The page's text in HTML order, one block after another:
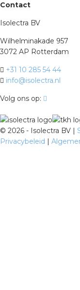
Contact
Isolectra BV
Wilhelminakade 957
3072 AP Rotterdam
+31 10 285 54 44
info@isolectra.nl
Volg ons op:
© 2026 - Isolectra BV |
Privacybeleid |